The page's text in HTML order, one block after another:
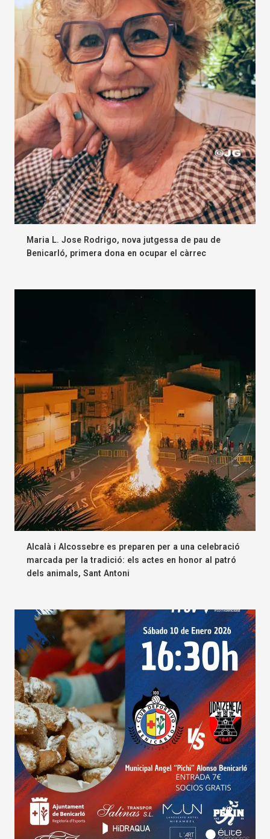
Maria L. Jose Rodrigo, nova jutgessa de pau de
Benicarló, primera dona en ocupar el càrrec
Alcalà i Alcossebre es preparen per a una celebració
marcada per la tradició: els actes en honor al patró
dels animals, Sant Antoni